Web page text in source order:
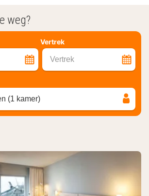
weg?
Vertrek
Vertrek
(1 kamer)